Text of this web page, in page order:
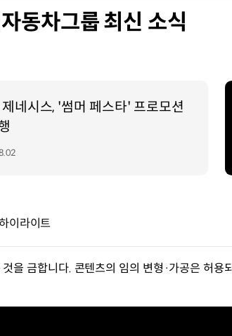
동차그룹 최신 소식
네시스, '썸머 페스타' 프로모션
이라이트
을 금합니다. 콘텐츠의 임의 변형·가공은 허